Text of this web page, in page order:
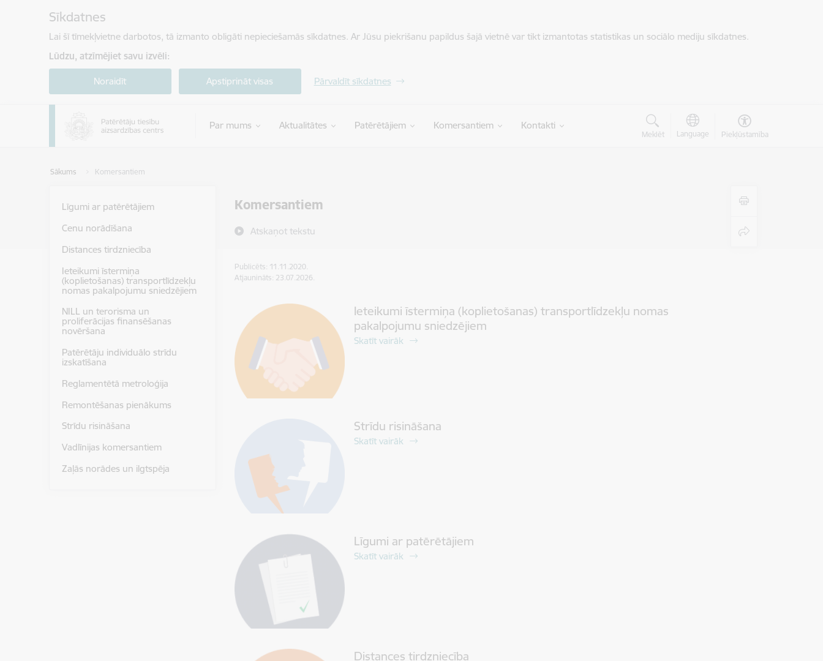
Sīkdatnes
Lai šī tīmekļvietne darbotos, tā izmanto obligāti nepieciešamās sīkdatnes. Ar Jūsu piekrišanu papildus šajā vietnē var tikt izmantotas statistikas un sociālo mediju sīkdatnes.
Lūdzu, atzīmējiet savu izvēli:
Noraidīt Apstiprināt visas Pārvaldīt sīkdatnes
Par mums Aktualitātes Patērētājiem Komersantiem Kontakti
Meklēt Language Piekļūstamība
Sākums Komersantiem
Komersantiem
Atskaņot tekstu
Līgumi ar patērētājiem
Cenu norādīšana
Distances tirdzniecība
Ieteikumi īstermiņa
(koplietošanas) transportlīdzekļu
nomas pakalpojumu sniedzējiem
NILL un terorisma un
proliferācijas finansēšanas
novēršana
Patērētāju individuālo strīdu
izskatīšana
Reglamentētā metroloģija
Remontēšanas pienākums
Strīdu risināšana
Vadlīnijas komersantiem
Zaļās norādes un ilgtspēja
Publicēts: 11.11.2020.
Atjaunināts: 23.07.2026.
Ieteikumi īstermiņa (koplietošanas) transportlīdzekļu nomas
pakalpojumu sniedzējiem
Skatīt vairāk
Strīdu risināšana
Skatīt vairāk
Līgumi ar patērētājiem
Skatīt vairāk
Distances tirdzniecība